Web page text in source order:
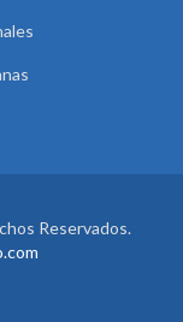
Reservados.